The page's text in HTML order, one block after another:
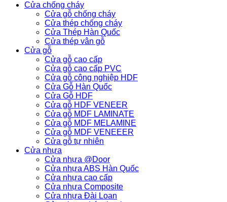
Cửa chống cháy
Cửa gỗ chống cháy
Cửa thép chống cháy
Cửa Thép Hàn Quốc
Cửa thép vân gỗ
Cửa gỗ
Cửa gỗ cao cấp
Cửa gỗ cao cấp PVC
Cửa gỗ công nghiệp HDF
Cửa Gỗ Hàn Quốc
Cửa Gỗ HDF
Cửa gỗ HDF VENEER
Cửa gỗ MDF LAMINATE
Cửa gỗ MDF MELAMINE
Cửa gỗ MDF VENEEER
Cửa gỗ tự nhiên
Cửa nhựa
Cửa nhựa @Door
Cửa nhựa ABS Hàn Quốc
Cửa nhựa cao cấp
Cửa nhựa Composite
Cửa nhựa Đài Loan